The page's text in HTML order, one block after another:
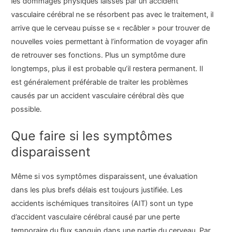
vasculaire cérébral ne se résorbent pas avec le traitement, il
arrive que le cerveau puisse se « recâbler » pour trouver de
nouvelles voies permettant à l’information de voyager afin
de retrouver ses fonctions. Plus un symptôme dure
longtemps, plus il est probable qu’il restera permanent. Il
est généralement préférable de traiter les problèmes
causés par un accident vasculaire cérébral dès que
possible.
Que faire si les symptômes
disparaissent
Même si vos symptômes disparaissent, une évaluation
dans les plus brefs délais est toujours justifiée. Les
accidents ischémiques transitoires (AIT) sont un type
d’accident vasculaire cérébral causé par une perte